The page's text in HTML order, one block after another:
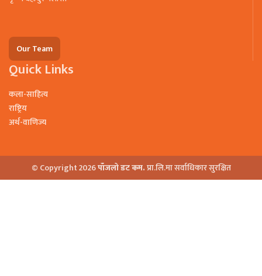
Our Team
Quick Links
कला-साहित्य
राष्ट्रिय
अर्थ-वाणिज्य
© Copyright 2026पाँजलो डट कम.प्रा.लि.मा सर्वाधिकार सुरक्षित